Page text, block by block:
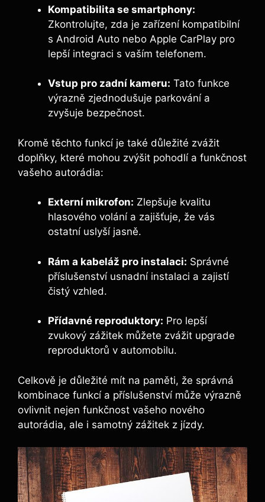
Kompatibilita se smartphony:
Zkontrolujte, zda je zařízení kompatibilní
s Android Auto nebo Apple CarPlay pro
lepší integraci s vaším telefonem.
Vstup pro zadní kameru: Tato funkce
výrazně zjednodušuje parkování a
zvyšuje bezpečnost.
Kromě těchto funkcí je také důležité zvážit
doplňky, které mohou zvýšit pohodlí a funkčnost
vašeho autorádia:
Externí mikrofon: Zlepšuje kvalitu
hlasového volání a zajišťuje, že vás
ostatní uslyší jasně.
Rám a kabeláž pro instalaci: Správné
příslušenství usnadní instalaci a zajistí
čistý vzhled.
Přídavné reproduktory: Pro lepší
zvukový zážitek můžete zvážit upgrade
reproduktorů v automobilu.
Celkově je důležité mít na paměti, že správná
kombinace funkcí a příslušenství může výrazně
ovlivnit nejen funkčnost vašeho nového
autorádia, ale i samotný zážitek z jízdy.